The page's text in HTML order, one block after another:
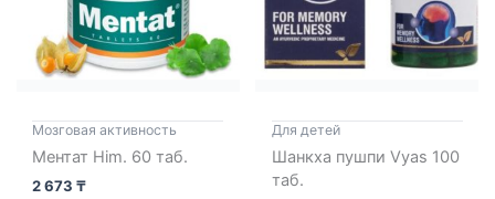
Мозговая активность
Ментат Him. 60 таб.
2 673₸
Для детей
Шанкха пушпи Vyas 100
таб.